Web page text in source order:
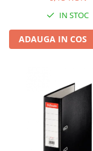
IN STOC
ADAUGA IN COS